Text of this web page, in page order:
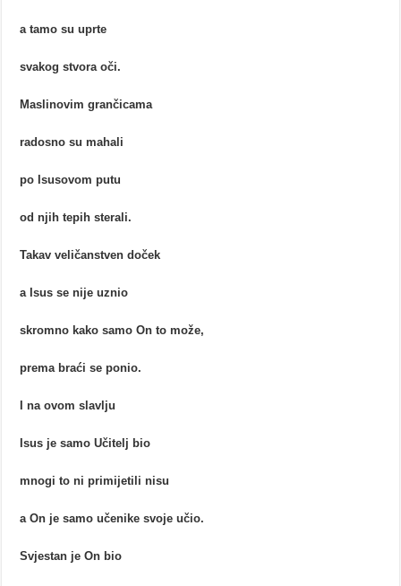
a tamo su uprte
svakog stvora oči.
Maslinovim grančicama
radosno su mahali
po Isusovom putu
od njih tepih sterali.
Takav veličanstven doček
a Isus se nije uznio
skromno kako samo On to može,
prema braći se ponio.
I na ovom slavlju
Isus je samo Učitelj bio
mnogi to ni primijetili nisu
a On je samo učenike svoje učio.
Svjestan je On bio